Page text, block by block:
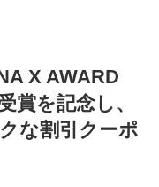
X AWARD
賞を記念し、
な割引クーポ